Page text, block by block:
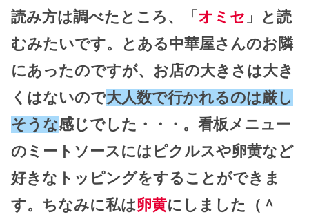
読み方は調べたところ、「 オミセ 」と読
むみたいです。とある中華屋さんのお隣
にあったのですが、お店の大きさは大き
くはないので大人数で行かれるのは厳し
そうな感じでした・・・。看板メニュー
のミートソースにはピクルスや卵黄など
好きなトッピングをすることができま
す。ちなみに私は卵黄にしました（＾